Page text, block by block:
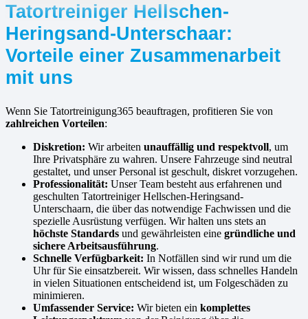
Tatortreiniger Hellschen-
Heringsand-Unterschaar:
Vorteile einer Zusammenarbeit
mit uns
Wenn Sie Tatortreinigung365 beauftragen, profitieren Sie von
zahlreichen Vorteilen:
Diskretion: Wir arbeiten unauffällig und respektvoll, um
Ihre Privatsphäre zu wahren. Unsere Fahrzeuge sind neutral
gestaltet, und unser Personal ist geschult, diskret vorzugehen.
Professionalität: Unser Team besteht aus erfahrenen und
geschulten Tatortreiniger Hellschen-Heringsand-
Unterschaarn, die über das notwendige Fachwissen und die
spezielle Ausrüstung verfügen. Wir halten uns stets an
höchste Standards und gewährleisten eine gründliche und
sichere Arbeitsausführung.
Schnelle Verfügbarkeit: In Notfällen sind wir rund um die
Uhr für Sie einsatzbereit. Wir wissen, dass schnelles Handeln
in vielen Situationen entscheidend ist, um Folgeschäden zu
minimieren.
Umfassender Service: Wir bieten ein komplettes